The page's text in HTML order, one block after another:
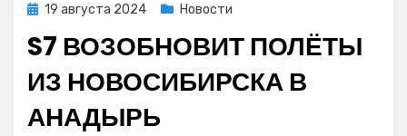
Posted
19 августа 2024 Новости
S7 ВОЗОБНОВИТ ПОЛЁТЫ
ИЗ НОВОСИБИРСКА В
АНАДЫРЬ